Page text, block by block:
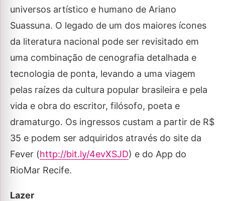
universos artístico e humano de Ariano
Suassuna. O legado de um dos maiores ícones
da literatura nacional pode ser revisitado em
uma combinação de cenografia detalhada e
tecnologia de ponta, levando a uma viagem
pelas raízes da cultura popular brasileira e pela
vida e obra do escritor, filósofo, poeta e
dramaturgo. Os ingressos custam a partir de R$
35 e podem ser adquiridos através do site da
Fever (http://bit.ly/4evXSJD) e do App do
RioMar Recife.
Lazer